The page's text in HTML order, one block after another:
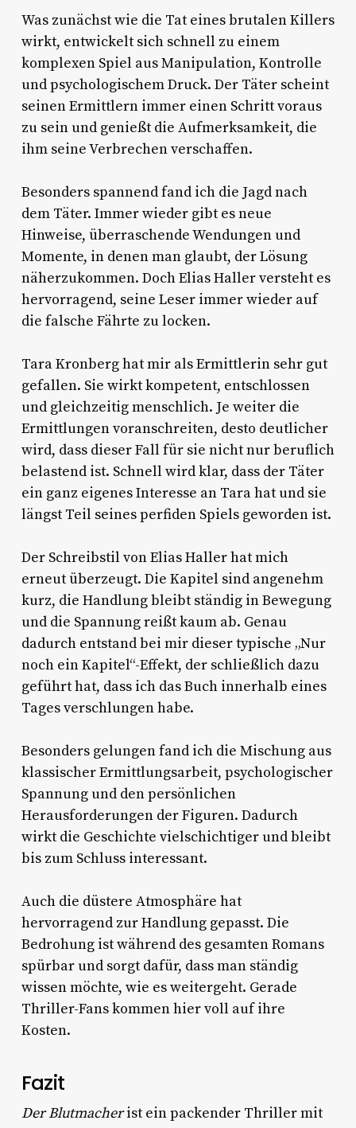
Was zunächst wie die Tat eines brutalen Killers
wirkt, entwickelt sich schnell zu einem
komplexen Spiel aus Manipulation, Kontrolle
und psychologischem Druck. Der Täter scheint
seinen Ermittlern immer einen Schritt voraus
zu sein und genießt die Aufmerksamkeit, die
ihm seine Verbrechen verschaffen.
Besonders spannend fand ich die Jagd nach
dem Täter. Immer wieder gibt es neue
Hinweise, überraschende Wendungen und
Momente, in denen man glaubt, der Lösung
näherzukommen. Doch Elias Haller versteht es
hervorragend, seine Leser immer wieder auf
die falsche Fährte zu locken.
Tara Kronberg hat mir als Ermittlerin sehr gut
gefallen. Sie wirkt kompetent, entschlossen
und gleichzeitig menschlich. Je weiter die
Ermittlungen voranschreiten, desto deutlicher
wird, dass dieser Fall für sie nicht nur beruflich
belastend ist. Schnell wird klar, dass der Täter
ein ganz eigenes Interesse an Tara hat und sie
längst Teil seines perfiden Spiels geworden ist.
Der Schreibstil von Elias Haller hat mich
erneut überzeugt. Die Kapitel sind angenehm
kurz, die Handlung bleibt ständig in Bewegung
und die Spannung reißt kaum ab. Genau
dadurch entstand bei mir dieser typische „Nur
noch ein Kapitel“-Effekt, der schließlich dazu
geführt hat, dass ich das Buch innerhalb eines
Tages verschlungen habe.
Besonders gelungen fand ich die Mischung aus
klassischer Ermittlungsarbeit, psychologischer
Spannung und den persönlichen
Herausforderungen der Figuren. Dadurch
wirkt die Geschichte vielschichtiger und bleibt
bis zum Schluss interessant.
Auch die düstere Atmosphäre hat
hervorragend zur Handlung gepasst. Die
Bedrohung ist während des gesamten Romans
spürbar und sorgt dafür, dass man ständig
wissen möchte, wie es weitergeht. Gerade
Thriller-Fans kommen hier voll auf ihre
Kosten.
Fazit
Der Blutmacherist ein packender Thriller mit